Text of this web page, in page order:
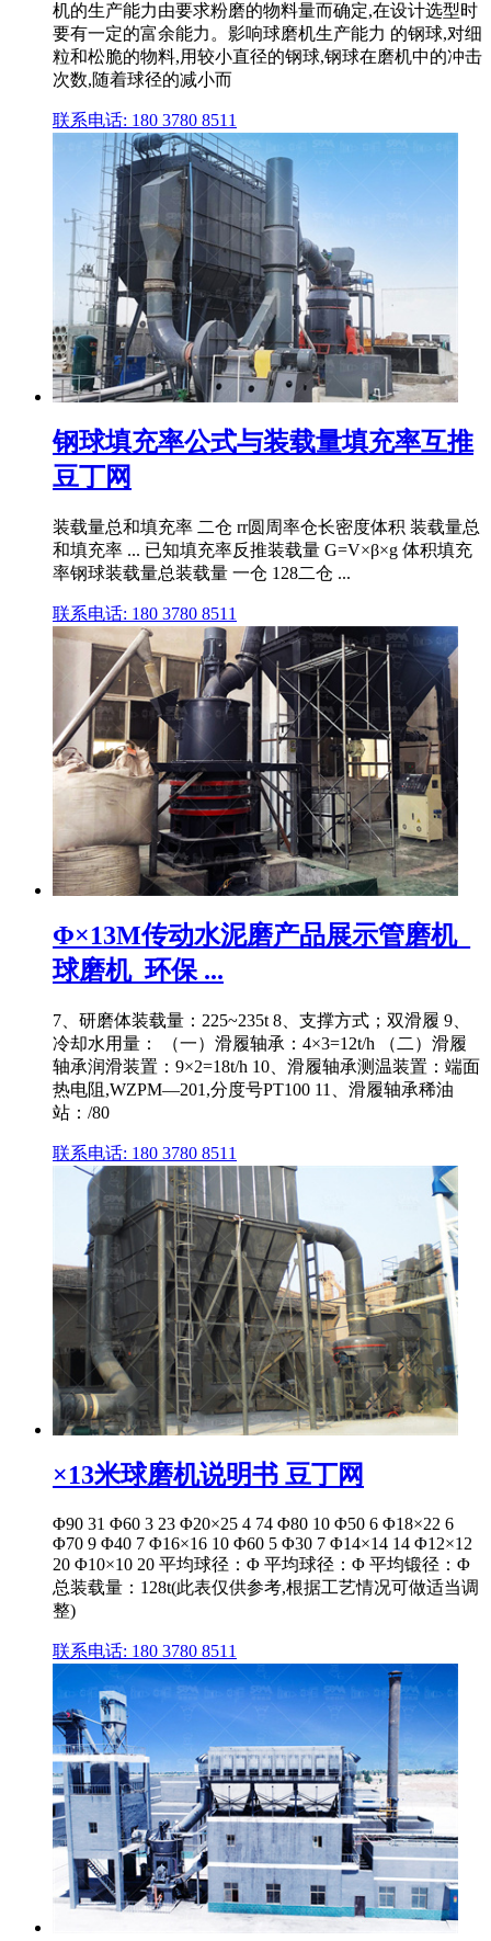
机的生产能力由要求粉磨的物料量而确定,在设计选型时
要有一定的富余能力。影响球磨机生产能力 的钢球,对细
粒和松脆的物料,用较小直径的钢球,钢球在磨机中的冲击
次数,随着球径的减小而
联系电话: 180 3780 8511
钢球填充率公式与装载量填充率互推
豆丁网
装载量总和填充率 二仓 rr圆周率仓长密度体积 装载量总
和填充率 ... 已知填充率反推装载量 G=V×β×g 体积填充
率钢球装载量总装载量 一仓 128二仓 ...
联系电话: 180 3780 8511
Φ×13M传动水泥磨产品展示管磨机_
球磨机_环保 ...
7、研磨体装载量：225~235t 8、支撑方式；双滑履 9、
冷却水用量： （一）滑履轴承：4×3=12t/h （二）滑履
轴承润滑装置：9×2=18t/h 10、滑履轴承测温装置：端面
热电阻,WZPM—201,分度号PT100 11、滑履轴承稀油
站：/80
联系电话: 180 3780 8511
×13米球磨机说明书 豆丁网
Φ90 31 Φ60 3 23 Φ20×25 4 74 Φ80 10 Φ50 6 Φ18×22 6
Φ70 9 Φ40 7 Φ16×16 10 Φ60 5 Φ30 7 Φ14×14 14 Φ12×12
20 Φ10×10 20 平均球径：Φ 平均球径：Φ 平均锻径：Φ
总装载量：128t(此表仅供参考,根据工艺情况可做适当调
整)
联系电话: 180 3780 8511